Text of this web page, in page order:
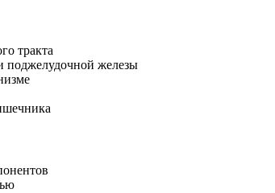
тракта
поджелудочной железы